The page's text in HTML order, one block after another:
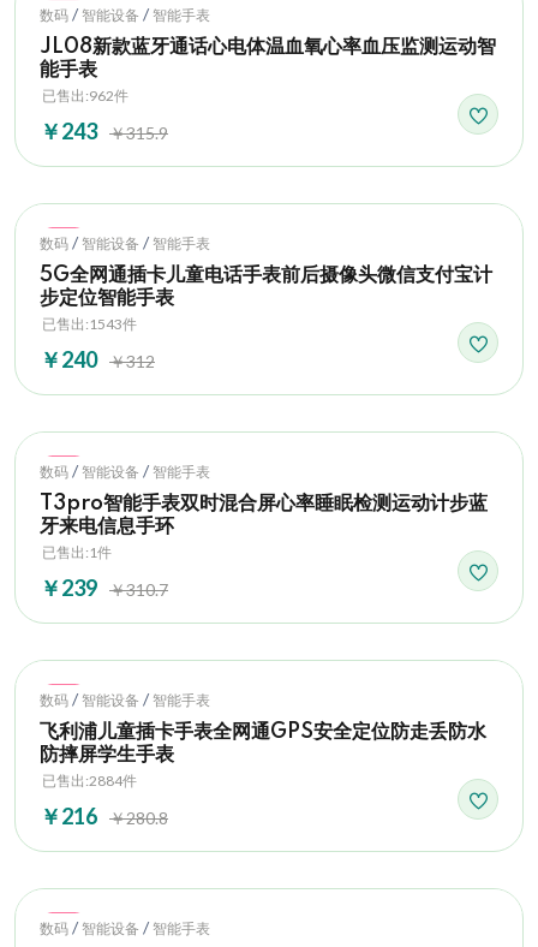
Hot
数码 / 智能设备 / 智能手表
JL08新款蓝牙通话心电体温血氧心率血压监测运动智
能手表
已售出:962件
￥243 ￥315.9
Hot
数码 / 智能设备 / 智能手表
5G全网通插卡儿童电话手表前后摄像头微信支付宝计
步定位智能手表
已售出:1543件
￥240 ￥312
Hot
数码 / 智能设备 / 智能手表
T3pro智能手表双时混合屏心率睡眠检测运动计步蓝
牙来电信息手环
已售出:1件
￥239 ￥310.7
Hot
数码 / 智能设备 / 智能手表
飞利浦儿童插卡手表全网通GPS安全定位防走丢防水
防摔屏学生手表
已售出:2884件
￥216 ￥280.8
Hot
数码 / 智能设备 / 智能手表